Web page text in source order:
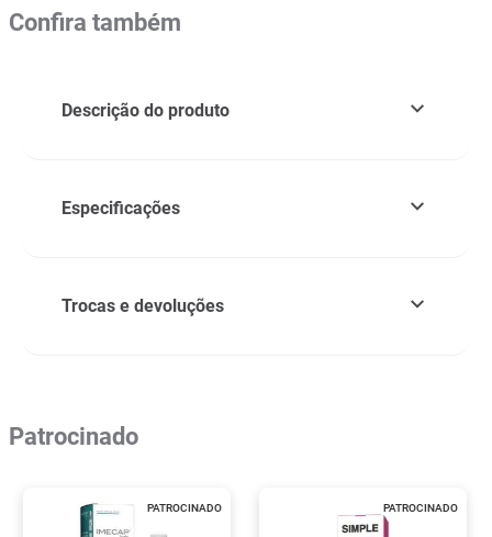
Confira também
Descrição do produto
Especificações
Trocas e devoluções
Patrocinado
PATROCINADO PATROCINADO